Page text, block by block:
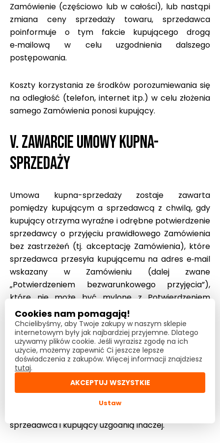
Zamówienie (częściowo lub w całości), lub nastąpi
zmiana ceny sprzedaży towaru, sprzedawca
poinformuje o tym fakcie kupującego drogą
e‑mailową w celu uzgodnienia dalszego
postępowania.
Koszty korzystania ze środków porozumiewania się
na odległość (telefon, internet itp.) w celu złożenia
samego Zamówienia ponosi kupujący.
V. ZAWARCIE UMOWY KUPNA-
SPRZEDAŻY
Umowa kupna-sprzedaży zostaje zawarta
pomiędzy kupującym a sprzedawcą z chwilą, gdy
kupujący otrzyma wyraźne i odrębne potwierdzenie
sprzedawcy o przyjęciu prawidłowego Zamówienia
bez zastrzeżeń (tj. akceptację Zamówienia), które
sprzedawca przesyła kupującemu na adres e‑mail
wskazany w Zamówieniu (dalej zwane
„Potwierdzeniem bezwarunkowego przyjęcia”),
które nie może być mylone z Potwierdzeniem
mającym jedynie charakter informacyjny.
Załącznikiem do Potwierdzenia bezwarunkowego
przyjęcia jest także aktualna treść OWU (w tym
wszelkie załączniki). W przypadku gdy sprzedawca
nie prześle Potwierdzenia bezwarunkowego
przyjęcia prawidłowego Zamówienia (akceptacji
oferty) w ciągu 2 dni roboczych od jego przesłania
przez kupującego, przyjmuje się, że oferta nie
sprzedawca i kupujący uzgodnią inaczej.
Cookies nam pomagają!
Chcielibyśmy, aby Twoje zakupy w naszym sklepie
internetowym były jak najbardziej przyjemne. Dlatego
używamy plików cookie. Jeśli wyrazisz zgodę na ich
użycie, możemy zapewnić Ci jeszcze lepsze
doświadczenia z zakupów. Więcej informacji znajdziesz
tutaj.
Ustaw
AKCEPTUJ WSZYSTKIE